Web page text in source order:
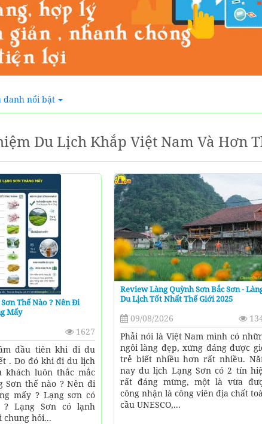
danh nổi bật
Du Lịch Khắp Việt Nam Và Hơn
Thế Nào ? Nên Đi
Mấy
1627
đầu tiên khi đi du
. Do đó khi đi du lịch
khách luôn thắc mắc
Sơn thế nào ? Nên đi
mấy ? Lạng sơn có
? Lạng Sơn có lạnh
chung hỏi...
Review Làng Quỳnh Sơn Bắc Sơn -
Du Lịch Tốt Nhất Thế Giới 2025
09/08/2026
Phải nói là Việt Nam mình có
ngôi làng đẹp, xứng đáng được
trẻ biết nhiều hơn rất nhiều.
nay du lịch Lạng Sơn có 2 tín
rất đáng mừng, một là vừa
công nhận là công viên địa chất
cầu UNESCO,...